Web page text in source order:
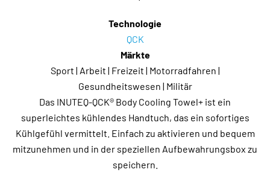
Technologie
QCK
Märkte
Sport | Arbeit | Freizeit | Motorradfahren |
Gesundheitswesen | Militär
Das INUTEQ-QCK® Body Cooling Towel+ ist ein
superleichtes kühlendes Handtuch, das ein sofortiges
Kühlgefühl vermittelt. Einfach zu aktivieren und bequem
mitzunehmen und in der speziellen Aufbewahrungsbox zu
speichern.